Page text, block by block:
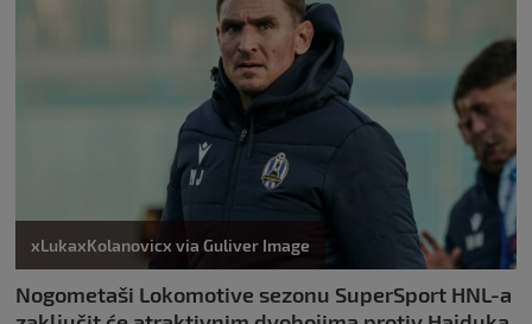
xLukaxKolanovicx via Guliver Image
Nogometaši Lokomotive sezonu SuperSport HNL-a